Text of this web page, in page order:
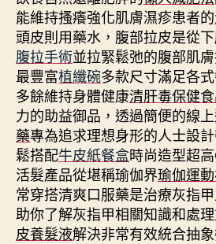
能維持搔癢強化肌膚濕疹患者的
頭皮則用藥水，腹部拉皮是從
腹拉手術並拉緊鬆弛的腹部肌
最豐富植纖碗多款尺寸滿足各
多餘維持身體健康清肝毒保健
力的助益御品，透過簡便的線
藥專為追求理想身形的人士設
鬆搭配牛皮紙餐盒時尚造型超
活髮產品從堪稱瑜伽界瑜伽運
常穿搭清爽口服藥是治療灰指
助你了解灰指甲相關知識和處
皮養髮液解決非常有效統合抽